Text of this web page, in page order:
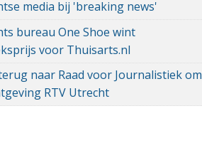
media bij 'breaking news'
bureau One Shoe wint
voor Thuisarts.nl
naar Raad voor Journalistiek om
RTV Utrecht